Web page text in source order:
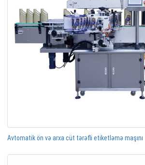
Avtomatik ön və arxa cüt tərəfli etiketləmə maşını